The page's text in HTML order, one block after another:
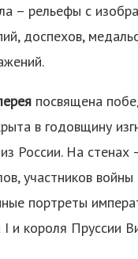
– рельефы с
доспехов,
посвящена
в годовщину
России. На стенах
участников
портреты
и короля Пруссии